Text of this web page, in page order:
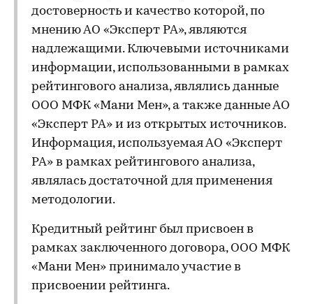
достоверность и качество которой, по
мнению АО «Эксперт РА», являются
надлежащими. Ключевыми источниками
информации, использованными в рамках
рейтингового анализа, являлись данные
ООО МФК «Мани Мен», а также данные АО
«Эксперт РА» и из открытых источников.
Информация, используемая АО «Эксперт
РА» в рамках рейтингового анализа,
являлась достаточной для применения
методологии.
Кредитный рейтинг был присвоен в
рамках заключенного договора, ООО МФК
«Мани Мен» принимало участие в
присвоении рейтинга.